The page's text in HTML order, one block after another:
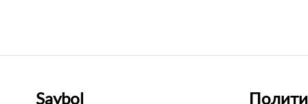
Saybol